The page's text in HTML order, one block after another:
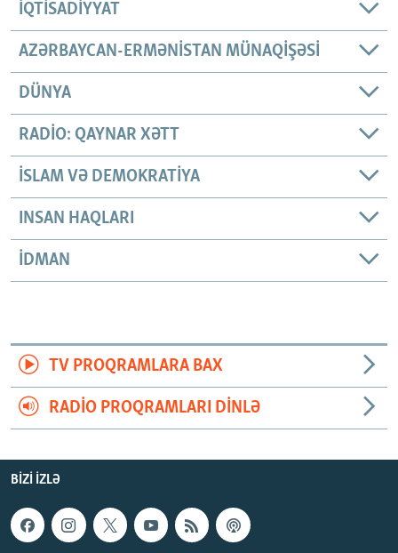
İQTISADIYYAT
AZƏRBAYCAN-ERMƏNISTAN MÜNAQIŞƏSI
DÜNYA
RADIO: QAYNAR XƏTT
İSLAM VƏ DEMOKRATIYA
INSAN HAQLARI
İDMAN
TV PROQRAMLARA BAX
RADIO PROQRAMLARI DINLƏ
BIZI IZLƏ